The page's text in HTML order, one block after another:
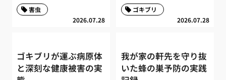
2026.07.28
害虫
2026.07.28
ゴキブリ
ゴキブリが運ぶ病原体
と深刻な健康被害の実
我が家の軒先を守り抜
いた蜂の巣予防の実践